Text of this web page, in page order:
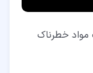
خطرناک